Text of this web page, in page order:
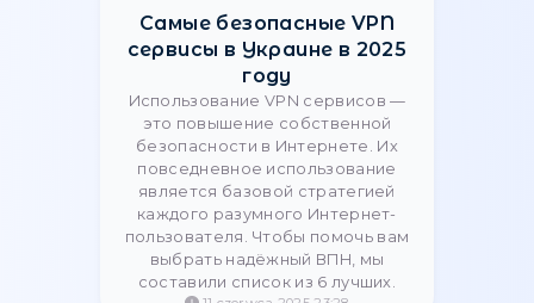
можно выбрать из двух видов
прокси: платных и бесплатных. Мы
далее рассмотрим разницу между
ними, а также то, почему не
рекомендуется пользоваться
бесплатными решениями, и какие
преимущества имеются у платных
прокси.
11 czerwca 2025 23:47